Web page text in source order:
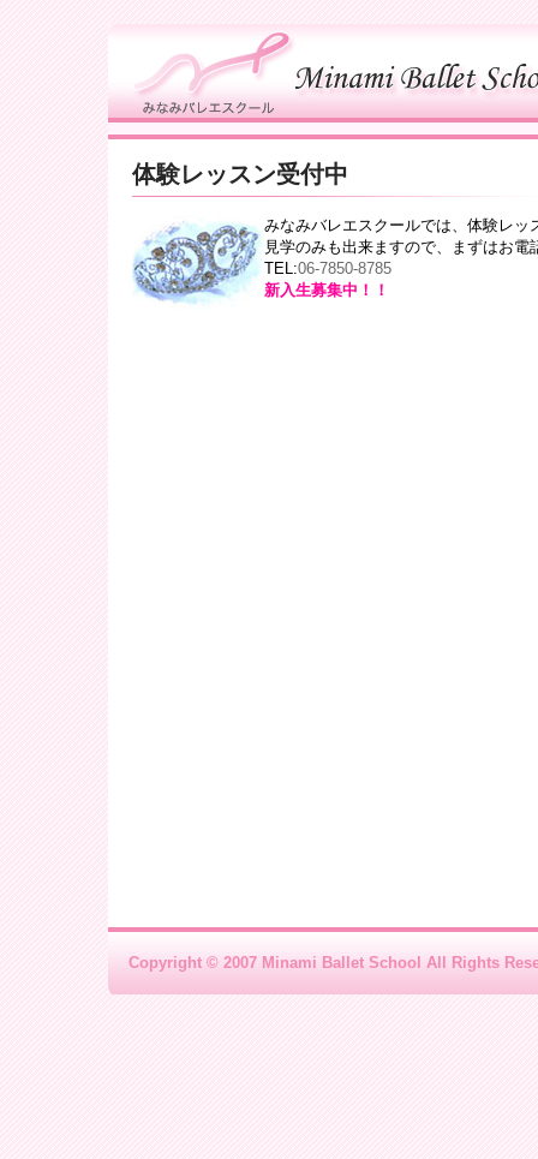
体験レッスン受付中
みなみバレエスクールでは、体験レッ
見学のみも出来ますので、まずはお電
TEL:06-7850-8785
新入生募集中！！
Copyright © 2007 Minami Ballet School All Rights